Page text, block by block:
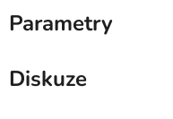
Parametry
Diskuze